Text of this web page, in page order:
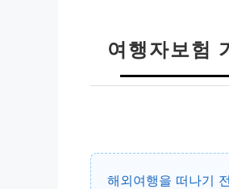
여행자보험
해외여행을 떠나기